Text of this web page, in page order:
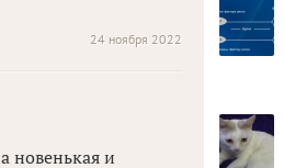
24 ноября 2022
новенькая и